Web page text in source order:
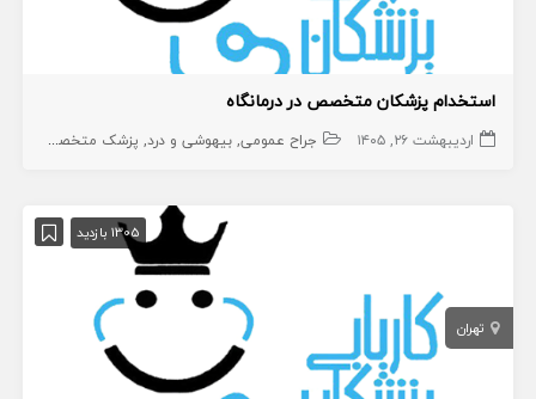
استخدام پزشکان متخصص در درمانگاه
اردیبهشت ۲۶, ۱۴۰۵ جراح عمومی بیهوشی و درد پزشک متخصص
1305 بازدید
تهران